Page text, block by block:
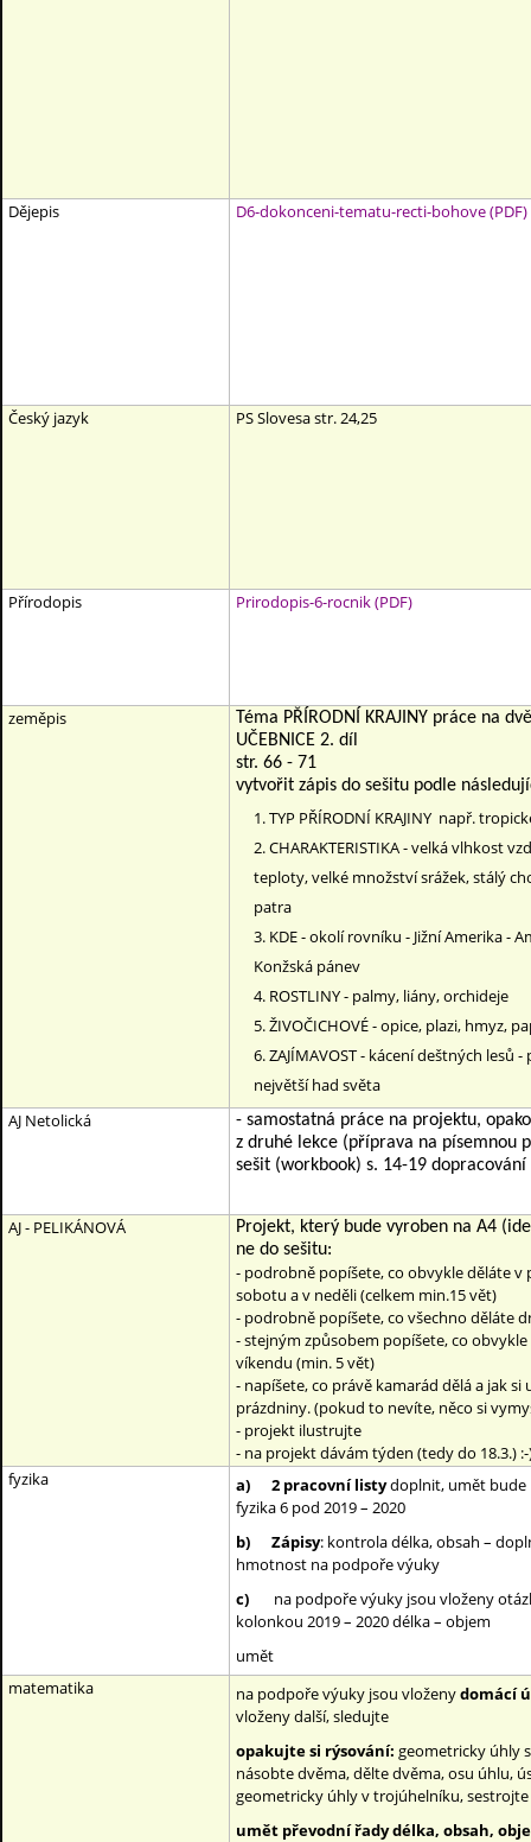
Dějepis D6-dokonceni-tematu-recti-bohove (PDF)
Český jazyk PS Slovesa str. 24,25
Přírodopis Prirodopis-6-rocnik (PDF)
zeměpis
Téma PŘÍRODNÍ KRAJINY práce na
UČEBNICE 2. díl
str. 66 - 71
vytvořit zápis do sešitu podle
TYP PŘÍRODNÍ KRAJINY např.
CHARAKTERISTIKA - velká vlhkost
teploty, velké množství srážek, stálý
patra
KDE - okolí rovníku - Jižní Amerika -
Konžská pánev
ROSTLINY - palmy, liány, orchideje
ŽIVOČICHOVÉ - opice, plazi, hmyz,
ZAJÍMAVOST - kácení deštných lesů
největší had světa
AJ Netolická
- samostatná práce na projektu,
z druhé lekce (příprava na písemnou
sešit (workbook) s. 14-19 dopracování
AJ - PELIKÁNOVÁ
Projekt, který bude vyroben na A4
ne do sešitu:
- podrobně popíšete, co obvykle děláte v
sobotu a v neděli (celkem min.15 vět)
- podrobně popíšete, co všechno děláte
- stejným způsobem popíšete, co
víkendu (min. 5 vět)
- napíšete, co právě kamarád dělá a jak
prázdniny. (pokud to nevíte, něco si
- projekt ilustrujte
- na projekt dávám týden (tedy do 18.3.)
fyzika
a) 2 pracovní listydoplnit, umět bude
fyzika 6 pod 2019 – 2020
b) Zápisy: kontrola délka, obsah –
hmotnost na podpoře výuky
c) na podpoře výuky jsou vloženy
kolonkou 2019 – 2020 délka – objem
umět
matematika
na podpoře výuky jsou vloženydomácí
vloženy další, sledujte
opakujte si rýsování: geometricky úhly
násobte dvěma, dělte dvěma, osu úhlu,
geometricky úhly v trojúhelníku,
umět převodní řady délka, obsah,